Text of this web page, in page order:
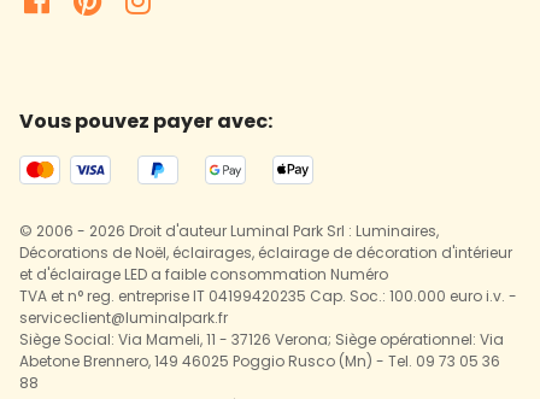
Vous pouvez payer avec:
© 2006 - 2026 Droit d'auteur Luminal Park Srl : Luminaires,
Décorations de Noël, éclairages, éclairage de décoration d'intérieur
et d'éclairage LED a faible consommation Numéro
TVA et n° reg. entreprise IT 04199420235 Cap. Soc.: 100.000 euro i.v. -
serviceclient@luminalpark.fr
Siège Social: Via Mameli, 11 - 37126 Verona; Siège opérationnel: Via
Abetone Brennero, 149 46025 Poggio Rusco (Mn) - Tel. 09 73 05 36
88